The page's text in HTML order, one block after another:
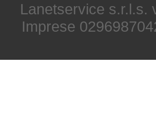
Lanetservice s.r.l.s.
Imprese